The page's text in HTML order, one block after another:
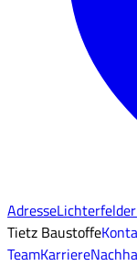
Adresse
Tietz Baustoffe
TeamKarriere